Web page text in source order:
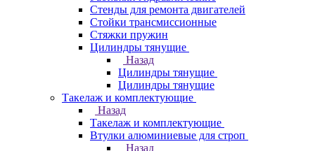
Стенды для ремонта двигателей
Стойки трансмиссионные
Стяжки пружин
Цилиндры тянущие
Назад
Цилиндры тянущие
Цилиндры тянущие
Такелаж и комплектующие
Назад
Такелаж и комплектующие
Втулки алюминиевые для строп
Назад